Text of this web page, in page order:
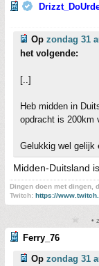
Op zondag 31
het volgende:
[..]
Heb midden in
opdracht is 200km
Gelukkig wel gelijk
Midden-Duitsland
Dingen doen met dingen,
Twitch: https://
•
Ferry_76
Op zondag 31